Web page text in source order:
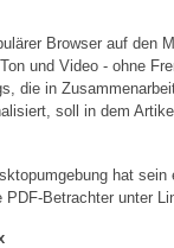
Browser auf
und Video - ohne
die in
soll in dem
hat
Betrachter unter